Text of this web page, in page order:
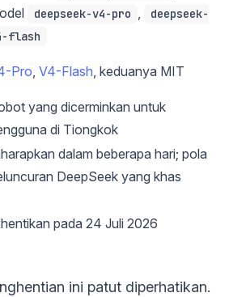
deepseek-v4-pro
deepseek-
flash
Pro V4-Flash , keduanya MIT
yang dicerminkan untuk
di Tiongkok
dalam beberapa hari; pola
DeepSeek yang khas
pada 24 Juli 2026
ini patut diperhatikan.